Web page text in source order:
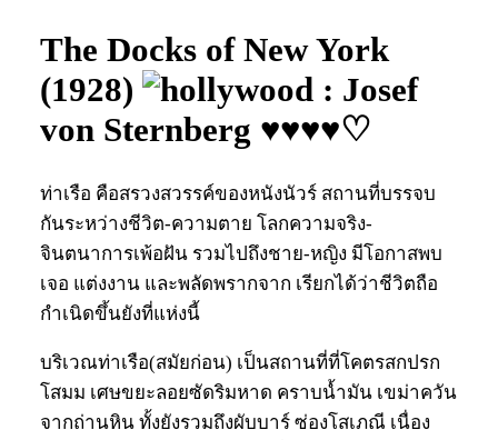
The Docks of New York
(1928)
: Josef
von Sternberg ♥♥♥♥♡
ท่าเรือ คือสรวงสวรรค์ของหนังนัวร์ สถานที่บรรจบ
กันระหว่างชีวิต-ความตาย โลกความจริง-
จินตนาการเพ้อฝัน รวมไปถึงชาย-หญิง มีโอกาสพบ
เจอ แต่งงาน และพลัดพรากจาก เรียกได้ว่าชีวิตถือ
กำเนิดขึ้นยังที่แห่งนี้
บริเวณท่าเรือ(สมัยก่อน) เป็นสถานที่ที่โคตรสกปรก
โสมม เศษขยะลอยซัดริมหาด คราบน้ำมัน เขม่าควัน
จากถ่านหิน ทั้งยังรวมถึงผับบาร์ ซ่องโสเภณี เนื่อง